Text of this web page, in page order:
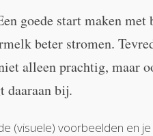
goede start maken met
beter stromen.
alleen prachtig, maar
daaraan bij.
(visuele) voorbeelden en